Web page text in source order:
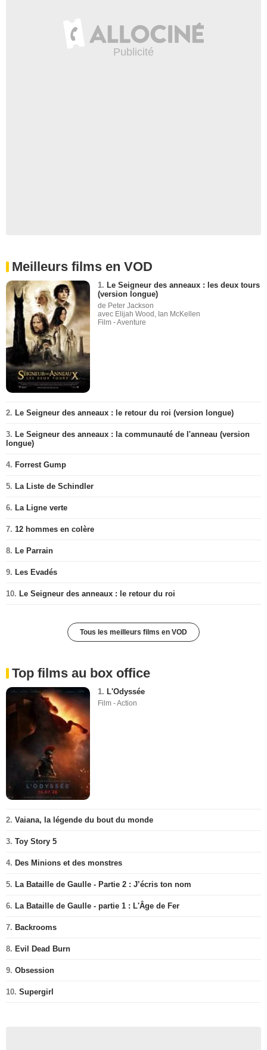
Meilleurs films en VOD
1. Le Seigneur des anneaux : les deux tours
(version longue)
de Peter Jackson
avec Elijah Wood, Ian McKellen
Film - Aventure
2. Le Seigneur des anneaux : le retour du roi (version longue)
3. Le Seigneur des anneaux : la communauté de l'anneau (version
longue)
4. Forrest Gump
5. La Liste de Schindler
6. La Ligne verte
7. 12 hommes en colère
8. Le Parrain
9. Les Evadés
10. Le Seigneur des anneaux : le retour du roi
Tous les meilleurs films en VOD
Top films au box office
1. L'Odyssée
Film - Action
2. Vaiana, la légende du bout du monde
3. Toy Story 5
4. Des Minions et des monstres
5. La Bataille de Gaulle - Partie 2 : J’écris ton nom
6. La Bataille de Gaulle - partie 1 : L'Âge de Fer
7. Backrooms
8. Evil Dead Burn
9. Obsession
10. Supergirl